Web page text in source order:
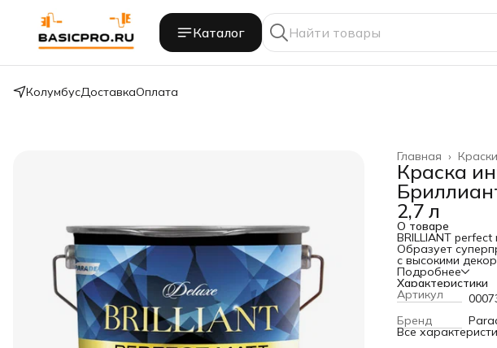
Каталог
КолумбусДоставкаОплата
Главная ›
Краска
2,7 л
О товаре
BRILLIANT
Образует
с высокими
Превосходная
стойкости к
сохранить
экологичностью
применения в
экономичным
Подробнее
Характеристики
Артикул
Бренд
Все